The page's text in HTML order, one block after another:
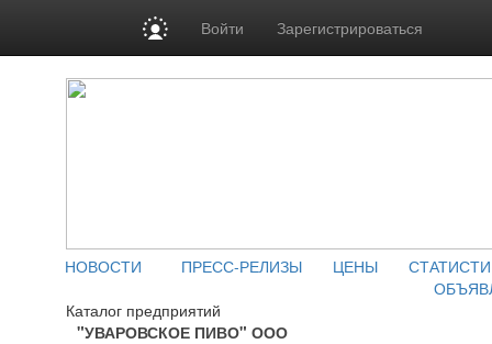
Войти Зарегистрироваться
НОВОСТИ ПРЕСС-РЕЛИЗЫ ЦЕНЫ
Каталог предприятий
"УВАРОВСКОЕ ПИВО" ООО